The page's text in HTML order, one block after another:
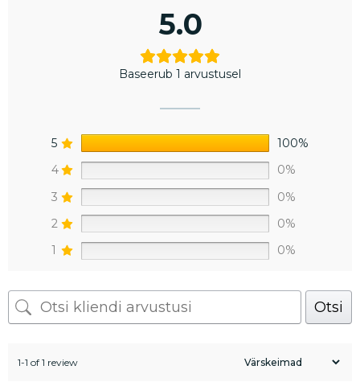
5.0
Baseerub 1 arvustusel
5
100%
4
0%
3
0%
2
0%
1
0%
Otsi
1-1 of 1 review